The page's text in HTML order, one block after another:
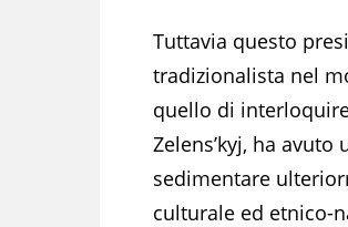
Tuttavia questo
tradizionalista nel
quello di
Zelens’kyj, ha
sedimentare
culturale ed etnico-